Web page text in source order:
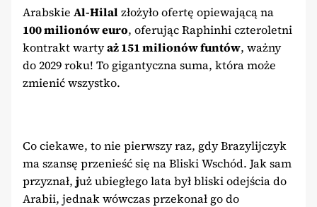
Arabskie Al-Hilalzłożyło ofertę opiewającą na
100 milionów euro, oferując Raphinhi czteroletni
kontrakt wartyaż 151 milionów funtów, ważny
do 2029 roku! To gigantyczna suma, która może
zmienić wszystko.
Co ciekawe, to nie pierwszy raz, gdy Brazylijczyk
ma szansę przenieść się na Bliski Wschód. Jak sam
przyznał, już ubiegłego lata był bliski odejścia do
Arabii, jednak wówczas przekonał go do